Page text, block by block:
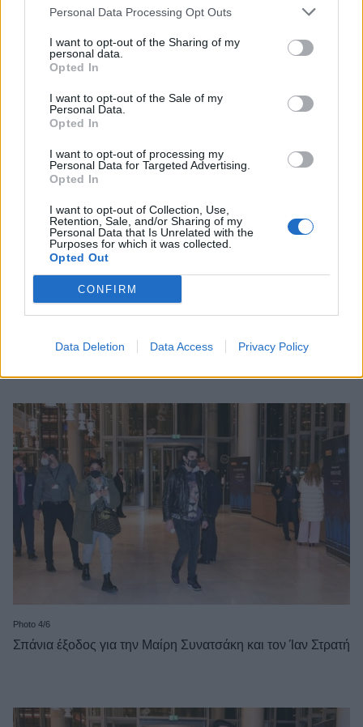
Personal Data Processing Opt Outs
I want to opt-out of the Sharing of my
personal data.
Opted In
I want to opt-out of the Sale of my
Personal Data.
Opted In
I want to opt-out of processing my
Personal Data for Targeted Advertising.
Opted In
I want to opt-out of Collection, Use,
Retention, Sale, and/or Sharing of my
Personal Data that Is Unrelated with the
Purposes for which it was collected.
Opted Out
CONFIRM
Data Deletion Data Access Privacy Policy
Σπάνια έξοδος για την Μαίρη Συνατσάκη και τον Ίαν Στρατή
Σπάνια έξοδος για την Μαίρη Συνατσάκη και τον Ίαν Στρατή
Photo 4/6
Σπάνια έξοδος για την Μαίρη Συνατσάκη και τον Ίαν Στρατή